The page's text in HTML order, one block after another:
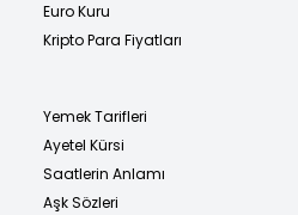
Euro Kuru
Kripto Para Fiyatları
Yemek Tarifleri
Ayetel Kürsi
Saatlerin Anlamı
Aşk Sözleri